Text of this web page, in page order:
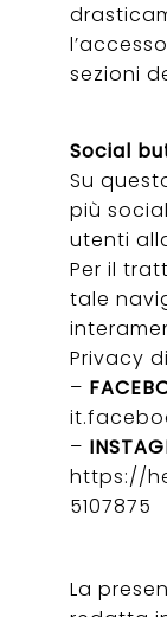
sezioni
Social
Su
più
utenti
Per il
tale
Privacy
–
–
https://
5107875
La